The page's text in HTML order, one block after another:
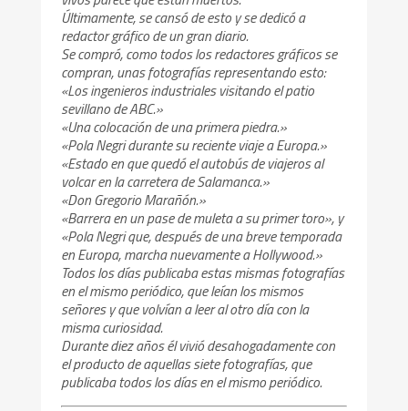
Últimamente, se cansó de esto y se dedicó a
redactor gráfico de un gran diario.
Se compró, como todos los redactores gráficos se
compran, unas fotografías representando esto:
«Los ingenieros industriales visitando el patio
sevillano de ABC.»
«Una colocación de una primera piedra.»
«Pola Negri durante su reciente viaje a Europa.»
«Estado en que quedó el autobús de viajeros al
volcar en la carretera de Salamanca.»
«Don Gregorio Marañón.»
«Barrera en un pase de muleta a su primer toro», y
«Pola Negri que, después de una breve temporada
en Europa, marcha nuevamente a Hollywood.»
Todos los días publicaba estas mismas fotografías
en el mismo periódico, que leían los mismos
señores y que volvían a leer al otro día con la
misma curiosidad.
Durante diez años él vivió desahogadamente con
el producto de aquellas siete fotografías, que
publicaba todos los días en el mismo periódico.